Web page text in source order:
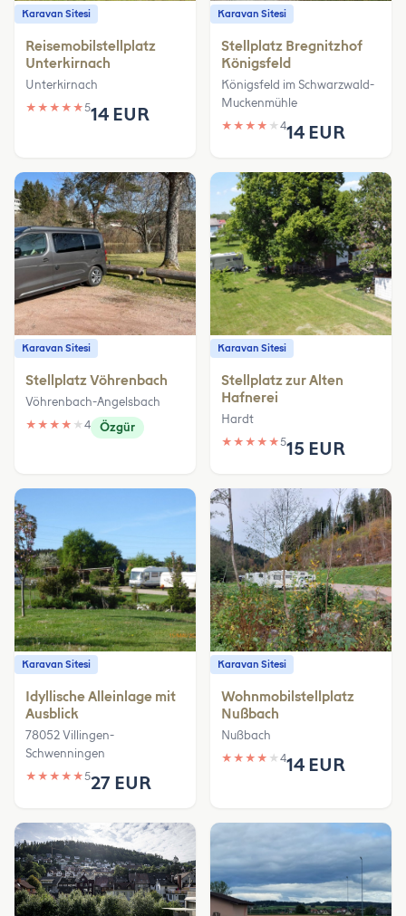
Karavan Sitesi
Reisemobilstellplatz
Unterkirnach
Unterkirnach
★ ★ ★ ★ ★514 EUR
Karavan Sitesi
Stellplatz Bregnitzhof
Königsfeld
Königsfeld im Schwarzwald-
Muckenmühle
★ ★ ★ ★ ★ 414 EUR
Karavan Sitesi
Stellplatz Vöhrenbach
Vöhrenbach-Angelsbach
★ ★ ★ ★ ★ 4 Özgür
Karavan Sitesi
Stellplatz zur Alten
Hafnerei
Hardt
★ ★ ★ ★ ★515 EUR
Karavan Sitesi
Idyllische Alleinlage mit
Ausblick
78052 Villingen-
Schwenningen
★ ★ ★ ★ ★527 EUR
Karavan Sitesi
Wohnmobilstellplatz
Nußbach
Nußbach
★ ★ ★ ★ ★ 414 EUR